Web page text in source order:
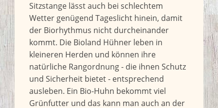
Sitzstange lässt auch bei schlechtem
Wetter genügend Tageslicht hinein, damit
der Biorhythmus nicht durcheinander
kommt. Die Bioland Hühner leben in
kleineren Herden und können ihre
natürliche Rangordnung - die ihnen Schutz
und Sicherheit bietet - entsprechend
ausleben. Ein Bio-Huhn bekommt viel
Grünfutter und das kann man auch an der